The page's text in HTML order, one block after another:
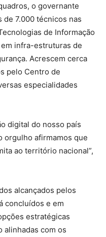
o governante
7.000 técnicos nas
de Informação
infra-estruturas de
Acrescem cerca
pelo Centro de
especialidades
digital do nosso país
orgulho afirmamos que
ao território nacional”,
alcançados pelos
concluídos e em
estratégicas
alinhadas com os